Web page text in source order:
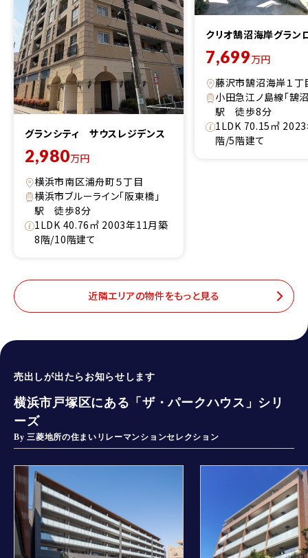
グランシティ サウスレジデンス
2,980万円
横浜市南区浦舟町５丁目
横浜市ブルーライン「阪東橋」
駅 徒歩8分
1LDK 40.76㎡ 2003年11月築
8階/10階建て
クリオ鵠沼海岸グラン
7,699万円
藤沢市鵠沼海岸１丁
小田急江ノ島線「鵠
駅 徒歩8分
1LDK 70.15㎡
階/5階建て
近隣エリアの物件をもっと見る
売出しが出たらお知らせします
横浜市戸塚区にある「ザ・パークハウス」シリ
ーズ
By 三菱地所の住まいリレーマンションセレクション